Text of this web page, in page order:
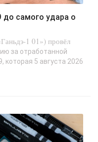
1 01») провёл
за отработанной
которая 5 августа 2026